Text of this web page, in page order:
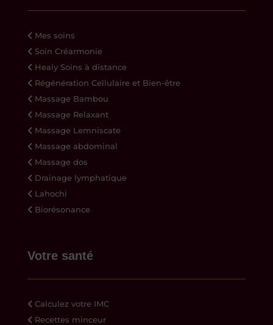
Mes soins
Soin Créarmonie
Healy Soins à distance
Régénération Cellulaire et Bien-être
Massage Bambou
Massage Relaxant
Massage Lemniscate
Massage abdominal
Massage dos
Drainage lymphatique
Lahochi
Biorésonance
Votre santé
Calculez votre IMC
Recettes minceur